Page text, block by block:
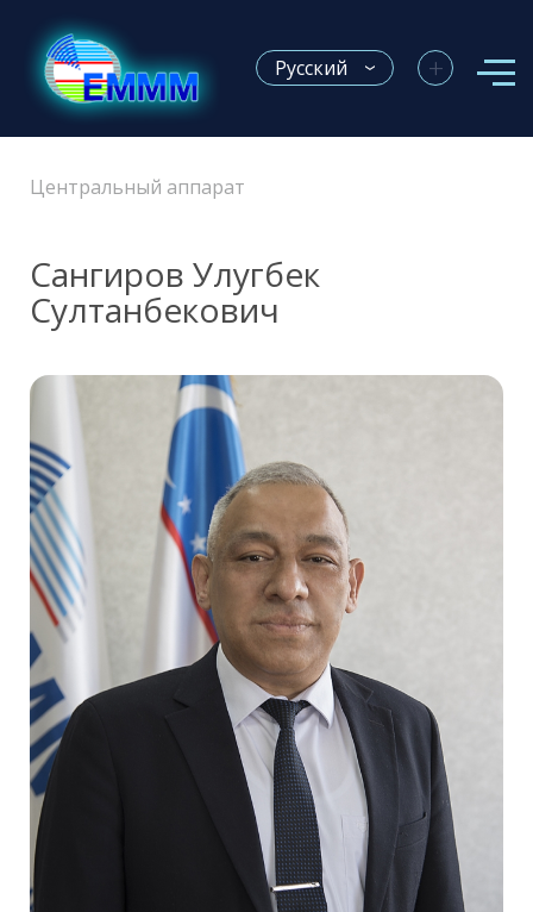
Русский +
Центральный аппарат
Сангиров Улугбек
Султанбекович